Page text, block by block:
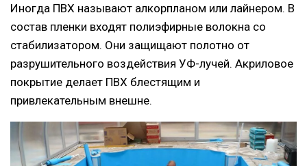
Иногда ПВХ называют алкорпланом или лайнером. В
состав пленки входят полиэфирные волокна со
стабилизатором. Они защищают полотно от
разрушительного воздействия УФ-лучей. Акриловое
покрытие делает ПВХ блестящим и
привлекательным внешне.